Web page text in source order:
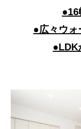
●16
●広々ウォ
●LDK